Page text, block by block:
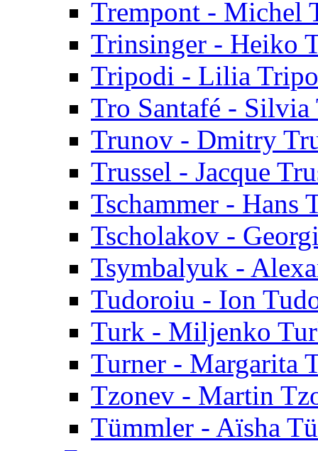
Trempont - Michel
Trinsinger - Heiko
Tripodi - Lilia
Tro Santafé - Silvia
Trunov - Dmitry
Trussel - Jacque
Tschammer - Hans
Tscholakov -
Tsymbalyuk -
Tudoroiu - Ion
Turk - Miljenko
Turner - Margarita
Tzonev - Martin
Tümmler - Aïsha